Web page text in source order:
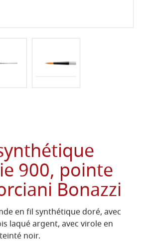
900, pointe
Bonazzi
en fil synthétique doré, avec
laqué argent, avec virole en
noir.